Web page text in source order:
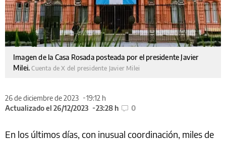
Imagen de la Casa Rosada posteada por el presidente Javier
Milei.Cuenta de X del presidente Javier Milei
26 de diciembre de 2023
19:12 h
Actualizado el 26/12/2023
23:28 h 0
En los últimos días, con inusual coordinación, miles de